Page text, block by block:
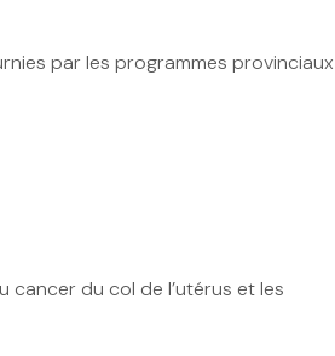
par les programmes provinciaux
cancer du col de l’utérus et les